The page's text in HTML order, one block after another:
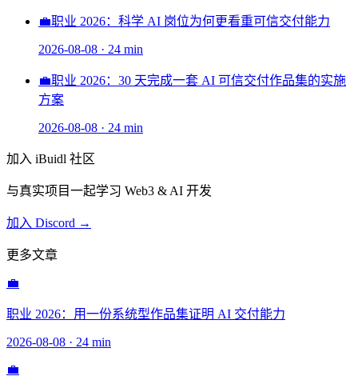
💼职业 2026：科学 AI 岗位为何更看重可信交付能力
2026-08-08 · 24 min
💼职业 2026：30 天完成一套 AI 可信交付作品集的实施
方案
2026-08-08 · 24 min
加入 iBuidl 社区
与真实项目一起学习 Web3 & AI 开发
加入 Discord →
更多文章
💼
职业 2026：用一份系统型作品集证明 AI 交付能力
2026-08-08 · 24 min
💼